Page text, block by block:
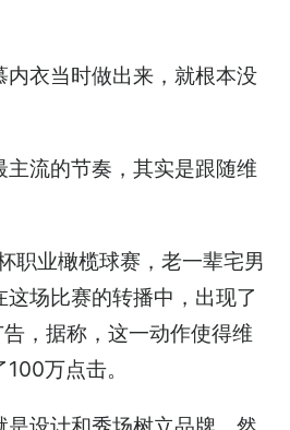
衣当时做出来，就根本没
主流的节奏，其实是跟随维
职业橄榄球赛，老一辈宅男
场比赛的转播中，出现了
，据称，这一动作使得维
万点击。